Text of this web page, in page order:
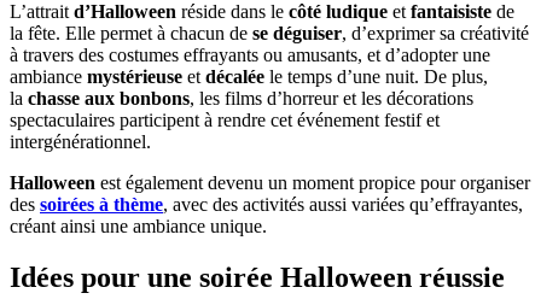
L’attraitd’Halloween réside dans le côté ludique etfantaisiste de
la fête. Elle permet à chacun de se déguiser, d’exprimer sa créativité
à travers des costumes effrayants ou amusants, et d’adopter une
ambiance mystérieuse etdécalée le temps d’une nuit. De plus,
la chasse aux bonbons, les films d’horreur et les décorations
spectaculaires participent à rendre cet événement festif et
intergénérationnel.
Halloween est également devenu un moment propice pour organiser
des soirées à thème, avec des activités aussi variées qu’effrayantes,
créant ainsi une ambiance unique.
Idées pour une soirée Halloween réussie